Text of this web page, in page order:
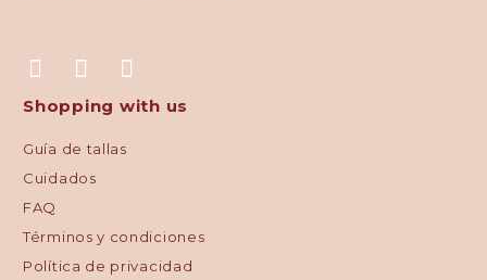
Shopping with us
Guía de tallas
Cuidados
FAQ
Términos y condiciones
Política de privacidad